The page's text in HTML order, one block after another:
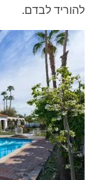
להוריד לבדם.